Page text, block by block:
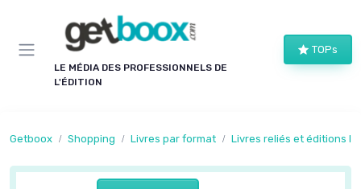
LE MÉDIA DES PROFESSIONNELS DE
L'ÉDITION
TOPs
Getboox Shopping Livres par format Livres reliés et éditions